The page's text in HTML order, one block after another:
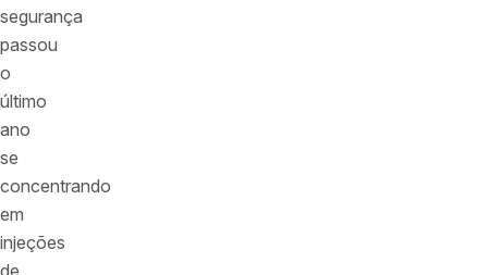
segurança
passou
o
último
ano
se
concentrando
em
injeções
de